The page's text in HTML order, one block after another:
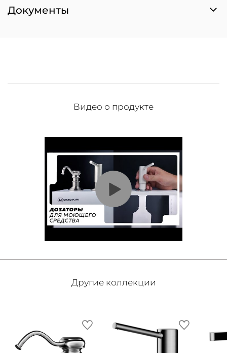
Документы
Видео о продукте
Другие коллекции